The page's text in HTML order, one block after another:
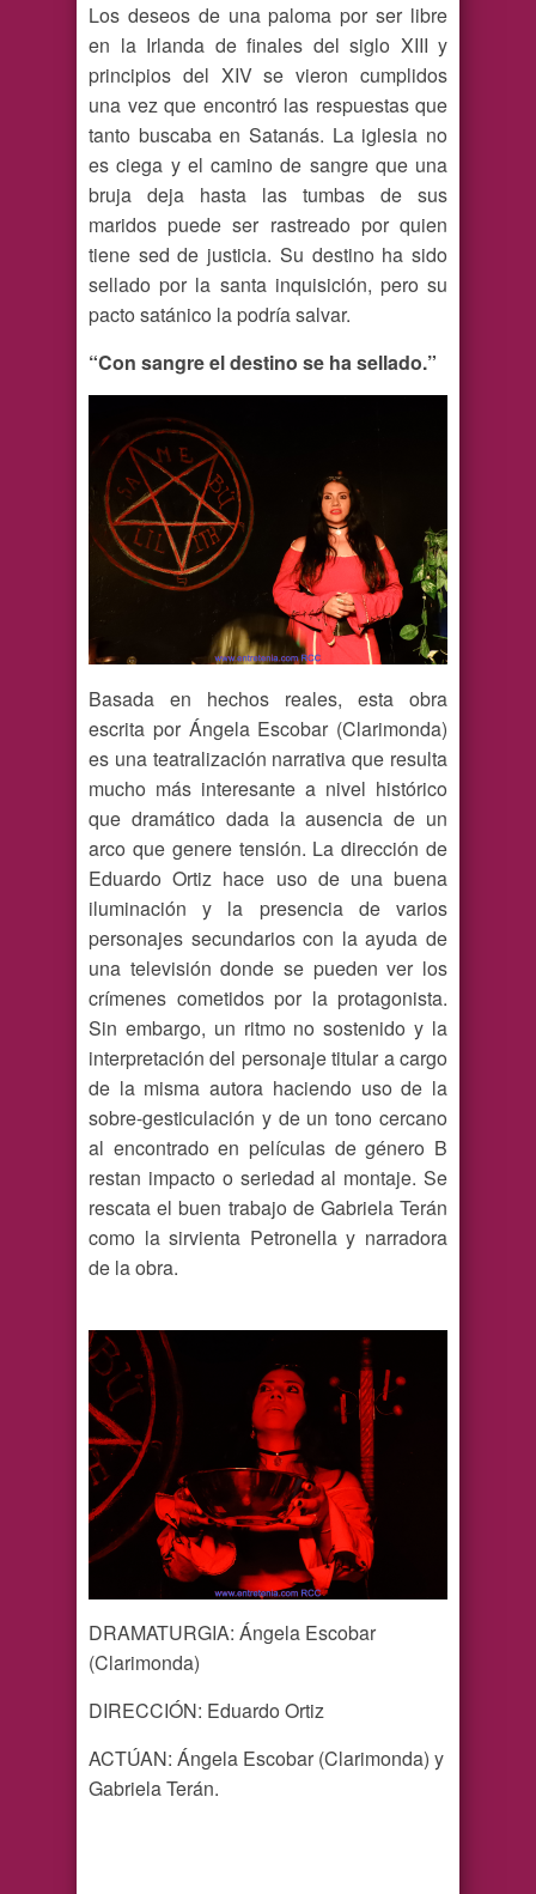
Los deseos de una paloma por ser libre
en la Irlanda de finales del siglo XIII y
principios del XIV se vieron cumplidos
una vez que encontró las respuestas que
tanto buscaba en Satanás. La iglesia no
es ciega y el camino de sangre que una
bruja deja hasta las tumbas de sus
maridos puede ser rastreado por quien
tiene sed de justicia. Su destino ha sido
sellado por la santa inquisición, pero su
pacto satánico la podría salvar.
“Con sangre el destino se ha sellado.”
Basada en hechos reales, esta obra
escrita por Ángela Escobar (Clarimonda)
es una teatralización narrativa que resulta
mucho más interesante a nivel histórico
que dramático dada la ausencia de un
arco que genere tensión. La dirección de
Eduardo Ortiz hace uso de una buena
iluminación y la presencia de varios
personajes secundarios con la ayuda de
una televisión donde se pueden ver los
crímenes cometidos por la protagonista.
Sin embargo, un ritmo no sostenido y la
interpretación del personaje titular a cargo
de la misma autora haciendo uso de la
sobre-gesticulación y de un tono cercano
al encontrado en películas de género B
restan impacto o seriedad al montaje. Se
rescata el buen trabajo de Gabriela Terán
como la sirvienta Petronella y narradora
de la obra.
DRAMATURGIA: Ángela Escobar
(Clarimonda)
DIRECCIÓN: Eduardo Ortiz
ACTÚAN: Ángela Escobar (Clarimonda) y
Gabriela Terán.